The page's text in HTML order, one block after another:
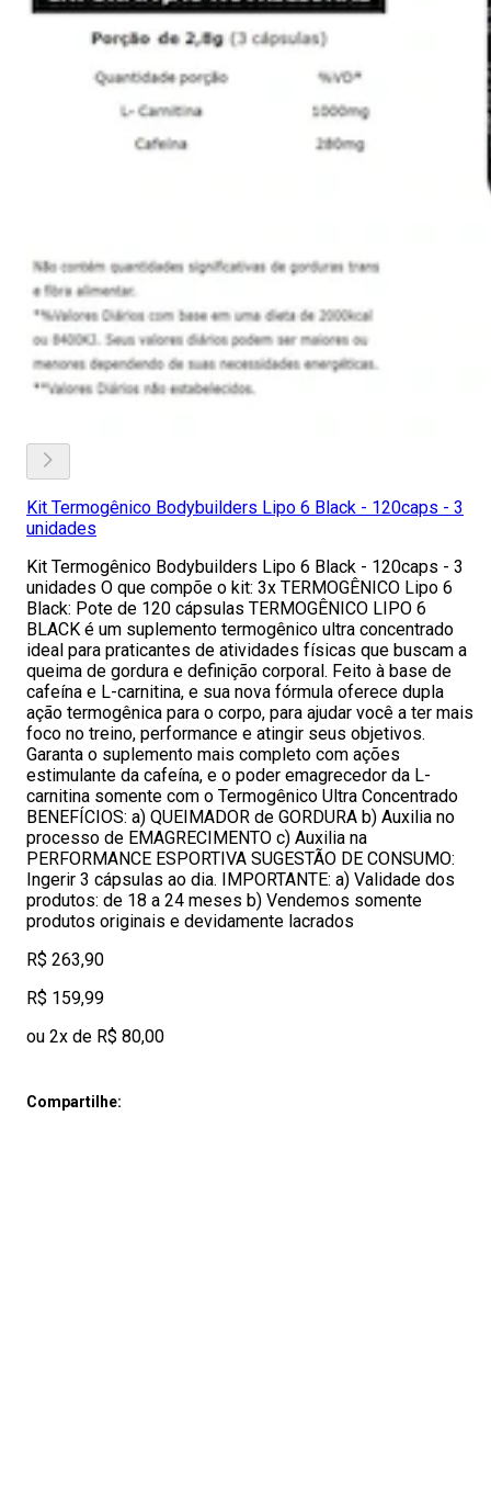
Kit Termogênico Bodybuilders Lipo 6 Black - 120caps - 3
unidades
Kit Termogênico Bodybuilders Lipo 6 Black - 120caps - 3
unidades O que compõe o kit: 3x TERMOGÊNICO Lipo 6
Black: Pote de 120 cápsulas TERMOGÊNICO LIPO 6
BLACK é um suplemento termogênico ultra concentrado
ideal para praticantes de atividades físicas que buscam a
queima de gordura e definição corporal. Feito à base de
cafeína e L-carnitina, e sua nova fórmula oferece dupla
ação termogênica para o corpo, para ajudar você a ter mais
foco no treino, performance e atingir seus objetivos.
Garanta o suplemento mais completo com ações
estimulante da cafeína, e o poder emagrecedor da L-
carnitina somente com o Termogênico Ultra Concentrado
BENEFÍCIOS: a) QUEIMADOR de GORDURA b) Auxilia no
processo de EMAGRECIMENTO c) Auxilia na
PERFORMANCE ESPORTIVA SUGESTÃO DE CONSUMO:
Ingerir 3 cápsulas ao dia. IMPORTANTE: a) Validade dos
produtos: de 18 a 24 meses b) Vendemos somente
produtos originais e devidamente lacrados
R$ 263,90
R$ 159,99
ou 2x de R$ 80,00
Compartilhe: